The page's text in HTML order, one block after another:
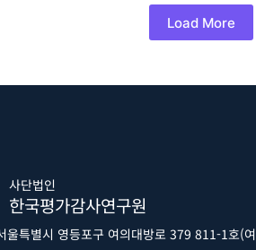
Load More
사단법인
한국평가감사연구원
울특별시 영등포구 여의대방로 379 811-1호(여